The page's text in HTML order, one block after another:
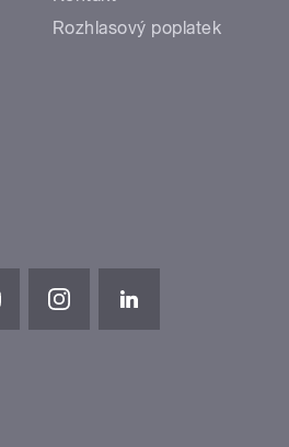
Rozhlasový poplatek